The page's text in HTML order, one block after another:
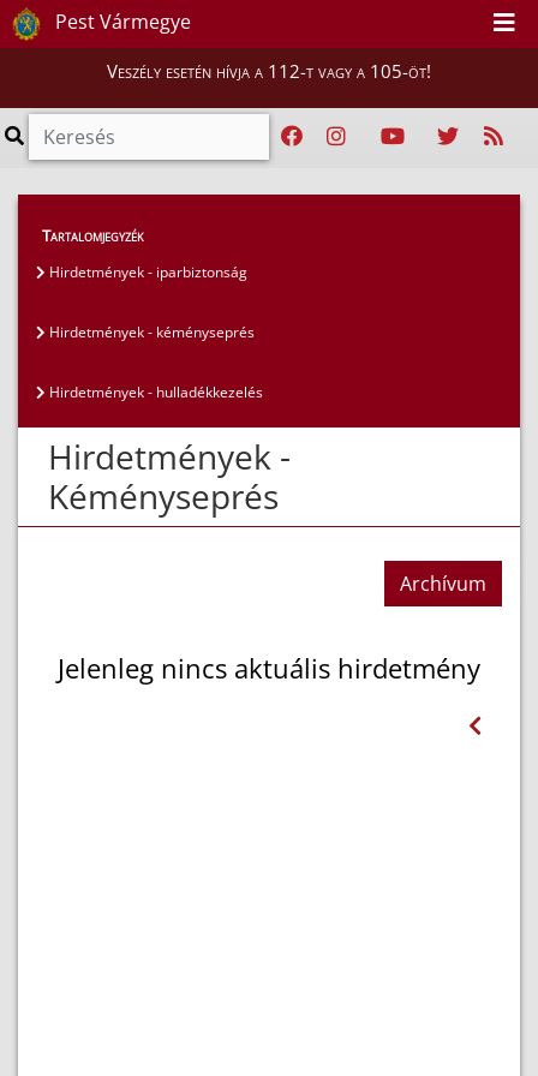
Pest Vármegye
Veszély esetén hívja a 112-t vagy a 105-öt!
Hatósági ügyek
Hirdetmények - kéményseprés
Tartalomjegyzék
Hirdetmények - iparbiztonság
Hirdetmények - kéményseprés
Hirdetmények - hulladékkezelés
Hirdetmények -
Kéményseprés
Archívum
Jelenleg nincs aktuális hirdetmény